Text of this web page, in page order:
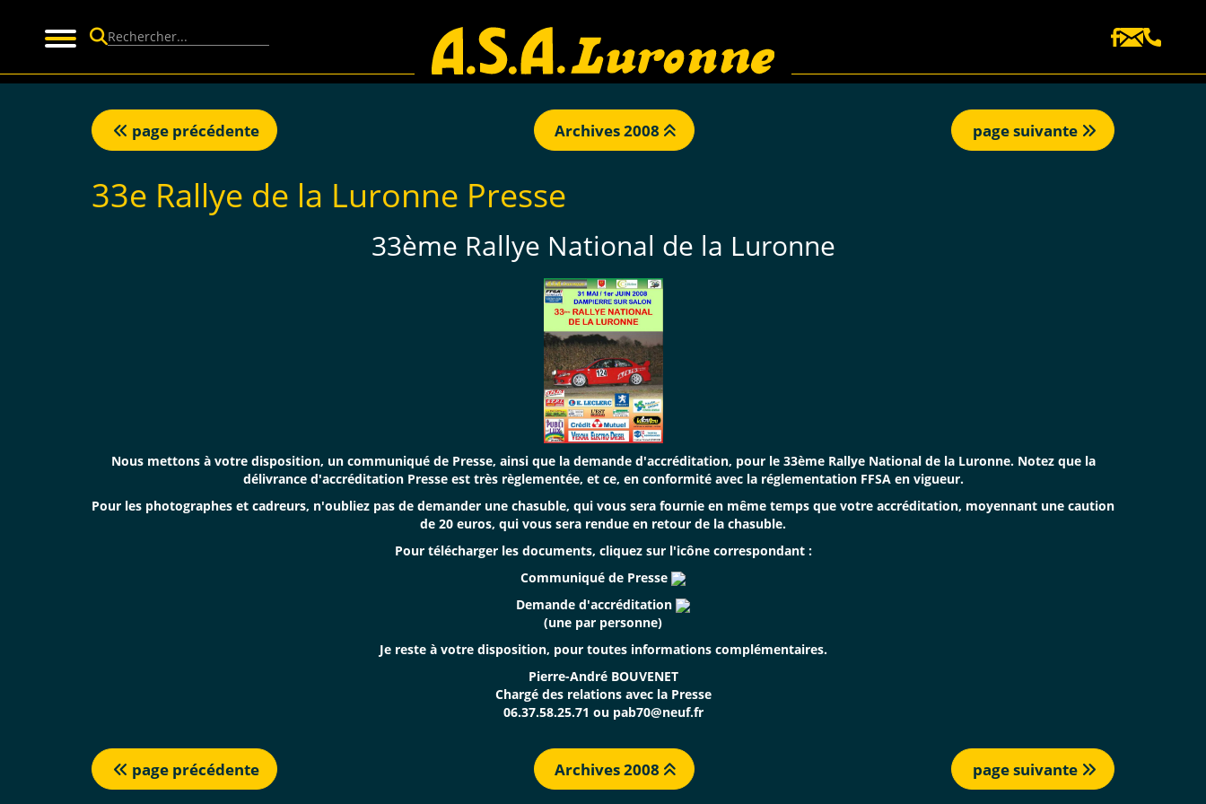
page précédente Archives 2008 page suivante
33e Rallye de la Luronne Presse
33ème Rallye National de la Luronne
Nous mettons à votre disposition, un communiqué de Presse, ainsi que la demande d'accréditation, pour le 33ème Rallye National de la Luronne. Notez que la
délivrance d'accréditation Presse est très règlementée, et ce, en conformité avec la réglementation FFSA en vigueur.
Pour les photographes et cadreurs, n'oubliez pas de demander une chasuble, qui vous sera fournie en même temps que votre accréditation, moyennant une caution
de 20 euros, qui vous sera rendue en retour de la chasuble.
Pour télécharger les documents, cliquez sur l'icône correspondant :
Communiqué de Presse
Demande d'accréditation
(une par personne)
Je reste à votre disposition, pour toutes informations complémentaires.
Pierre-André BOUVENET
Chargé des relations avec la Presse
06.37.58.25.71 ou pab70@neuf.fr
page précédente Archives 2008 page suivante